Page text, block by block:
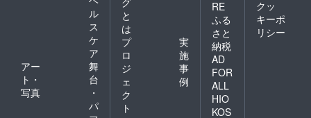
ル
ス
ケ
ア
アー
ト・
写真
舞
台
・
パ
と
は
プ
ロ
ジ
ェ
ク
ト
実
施
事
例
RE
ふる
さと
納税
AD
FOR
ALL
HIO
KOS
クッ
キーポ
リシー